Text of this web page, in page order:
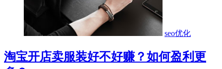
seo优化
淘宝开店卖服装好不好赚？如何盈利更